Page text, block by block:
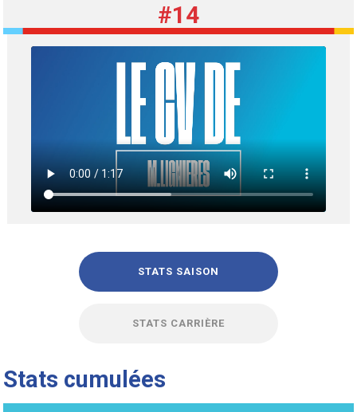
#14
STATS SAISON
STATS CARRIÈRE
Stats cumulées